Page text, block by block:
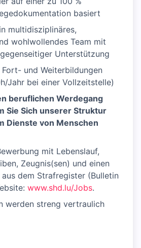
basiert
multidisziplinäres,
wohlwollendes Team mit
Unterstützung
und Weiterbildungen
Jahr bei einer Vollzeitstelle)
beruflichen Werdegang
Sie Sich unserer Struktur
Dienste von Menschen
mit Lebenslauf,
Zeugnis(sen) und einen
dem Strafregister (Bulletin
www.shd.lu/Jobs.
werden streng vertraulich